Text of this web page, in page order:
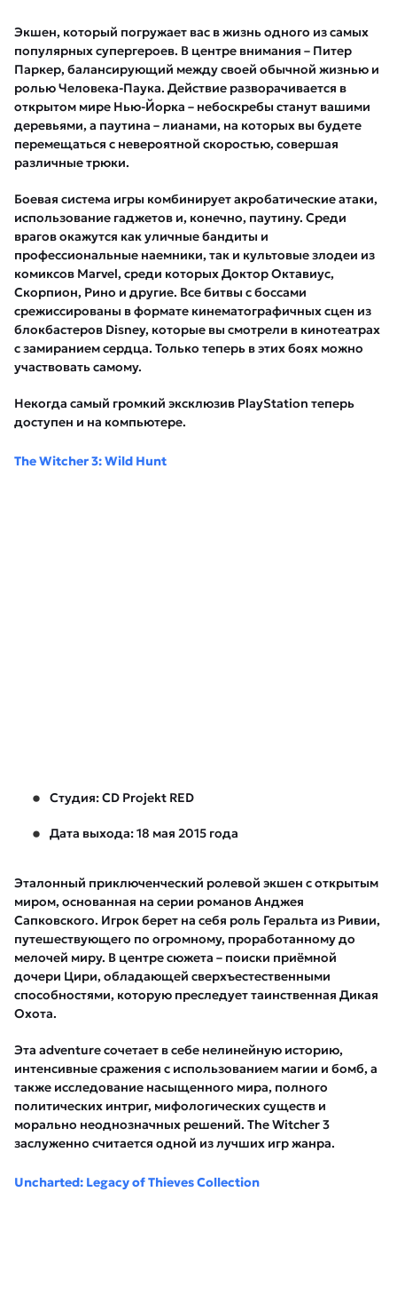
Экшен, который погружает вас в жизнь одного из самых
популярных супергероев. В центре внимания – Питер
Паркер, балансирующий между своей обычной жизнью и
ролью Человека-Паука. Действие разворачивается в
открытом мире Нью-Йорка – небоскребы станут вашими
деревьями, а паутина – лианами, на которых вы будете
перемещаться с невероятной скоростью, совершая
различные трюки.
Боевая система игры комбинирует акробатические атаки,
использование гаджетов и, конечно, паутину. Среди
врагов окажутся как уличные бандиты и
профессиональные наемники, так и культовые злодеи из
комиксов Marvel, среди которых Доктор Октавиус,
Скорпион, Рино и другие. Все битвы с боссами
срежиссированы в формате кинематографичных сцен из
блокбастеров Disney, которые вы смотрели в кинотеатрах
с замиранием сердца. Только теперь в этих боях можно
участвовать самому.
Некогда самый громкий эксклюзив PlayStation теперь
доступен и на компьютере.
The Witcher 3: Wild Hunt
Студия: CD Projekt RED
Дата выхода: 18 мая 2015 года
Эталонный приключенческий ролевой экшен с открытым
миром, основанная на серии романов Анджея
Сапковского. Игрок берет на себя роль Геральта из Ривии,
путешествующего по огромному, проработанному до
мелочей миру. В центре сюжета – поиски приёмной
дочери Цири, обладающей сверхъестественными
способностями, которую преследует таинственная Дикая
Охота.
Эта adventure сочетает в себе нелинейную историю,
интенсивные сражения с использованием магии и бомб, а
также исследование насыщенного мира, полного
политических интриг, мифологических существ и
морально неоднозначных решений. The Witcher 3
заслуженно считается одной из лучших игр жанра.
Uncharted: Legacy of Thieves Collection